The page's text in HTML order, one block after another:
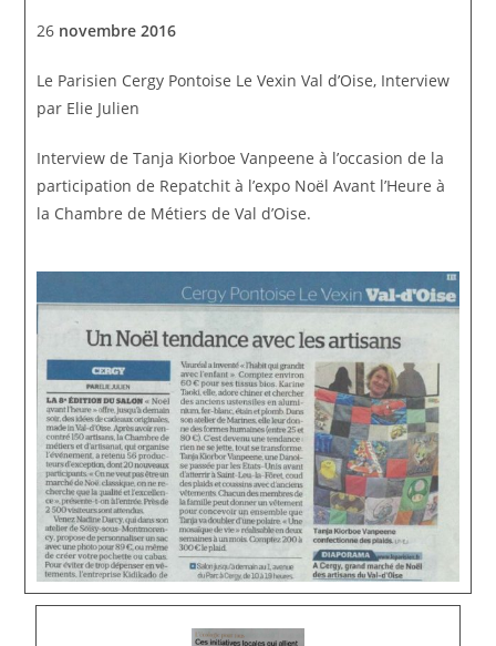
26 novembre 2016
Le Parisien Cergy Pontoise Le Vexin Val d’Oise, Interview
par Elie Julien
Interview de Tanja Kiorboe Vanpeene à l’occasion de la
participation de Repatchit à l’expo Noël Avant l’Heure à
la Chambre de Métiers de Val d’Oise.